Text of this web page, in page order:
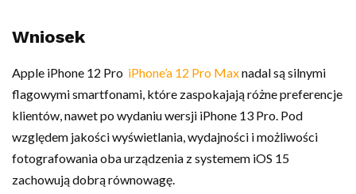
Wniosek
Apple iPhone 12 Pro iPhone’a 12 Pro Maxnadal są silnymi
flagowymi smartfonami, które zaspokajają różne preferencje
klientów, nawet po wydaniu wersji iPhone 13 Pro. Pod
względem jakości wyświetlania, wydajności i możliwości
fotografowania oba urządzenia z systemem iOS 15
zachowują dobrą równowagę.